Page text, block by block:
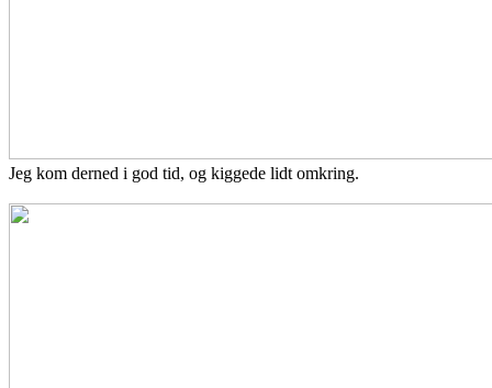
Jeg kom derned i god tid, og kiggede lidt omkring.